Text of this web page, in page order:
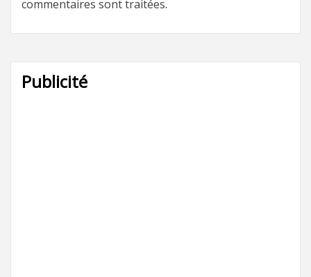
commentaires sont traitées.
Publicité